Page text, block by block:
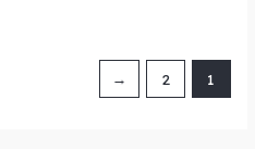
1
2
←